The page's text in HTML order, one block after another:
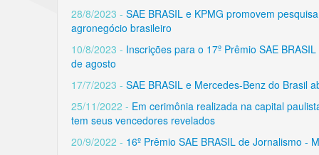
28/8/2023 - SAE BRASIL e KPMG promovem
agronegócio brasileiro
10/8/2023 - Inscrições para o 17º Prêmio SAE
de agosto
17/7/2023 - SAE BRASIL e Mercedes-Benz do Brasil
25/11/2022 - Em cerimônia realizada na capital
tem seus vencedores revelados
20/9/2022 - 16º Prêmio SAE BRASIL de Jornalismo -